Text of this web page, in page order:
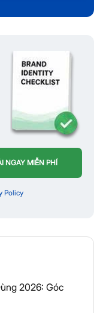
Policy
2026: Góc